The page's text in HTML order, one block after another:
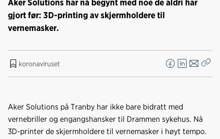
gjort før: 3D-printing av skjermholdere til
vernemasker.
koronaviruset
F
a
e
b
o
L
i
k
e
d
E
-
s
Aker Solutions på Tranby har ikke bare bidratt med
vernebriller og engangshansker til Drammen sykehus. Nå
3D-printer de skjermholdere til vernemasker i høyt tempo.